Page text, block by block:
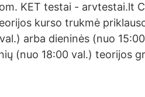
KET testai - arvtestai.lt
kurso trukmė
arba dieninės (nuo
(nuo 18:00 val.) teorijos